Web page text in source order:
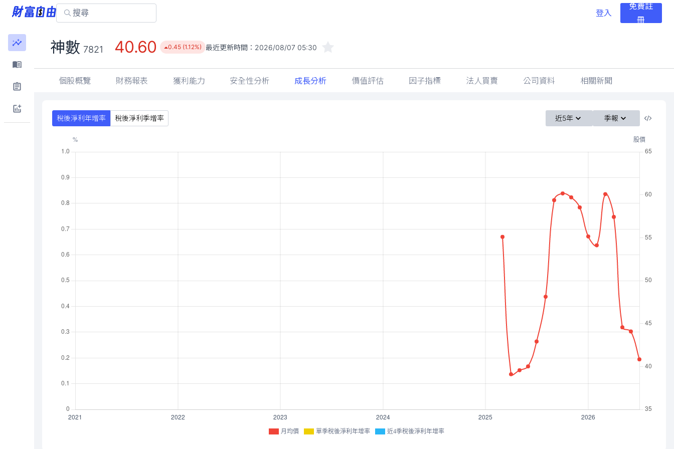
登入
免費註
冊
神數 7821 40.60 0.45 (1.12%) 最近更新時間： 2026/08/07 05:30
個股概覽 財務報表 獲利能力 安全性分析 成長分析 價值評估 因子指標 法人買賣 公司資料 相關新聞
稅後淨利年增率 稅後淨利季增率 近5年 季報
月均價 單季稅後淨利年增率 近4季稅後淨利年增率